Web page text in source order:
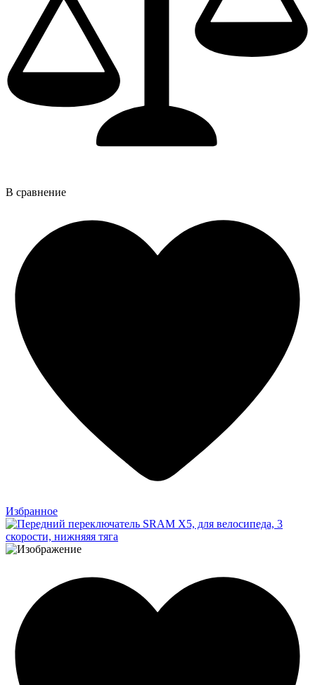
В сравнение
Избранное